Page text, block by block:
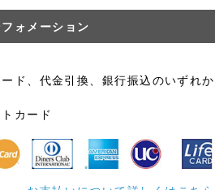
ォメーション
ド、代金引換、銀行振込のいずれか
カード